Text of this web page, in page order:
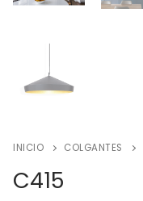
INICIO COLGANTES
C415